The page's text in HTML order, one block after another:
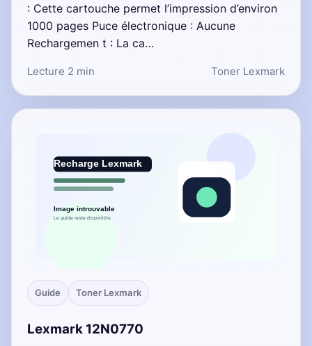
: Cette cartouche permet l’impression d’environ
1000 pages Puce électronique : Aucune
Rechargemen t : La ca…
Lecture 2 min Toner Lexmark
Guide Toner Lexmark
Lexmark 12N0770